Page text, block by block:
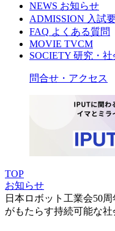
NEWS お知らせ
ADMISSION 入試
FAQ よくある質問
MOVIE TVCM
SOCIETY 研究・社
問合せ・アクセス
TOP
お知らせ
日本ロボット工業会50
がもたらす持続可能な